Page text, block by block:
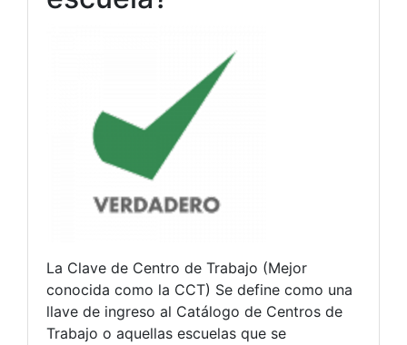
La Clave de Centro de Trabajo (Mejor
conocida como la CCT) Se define como una
llave de ingreso al Catálogo de Centros de
Trabajo o aquellas escuelas que se